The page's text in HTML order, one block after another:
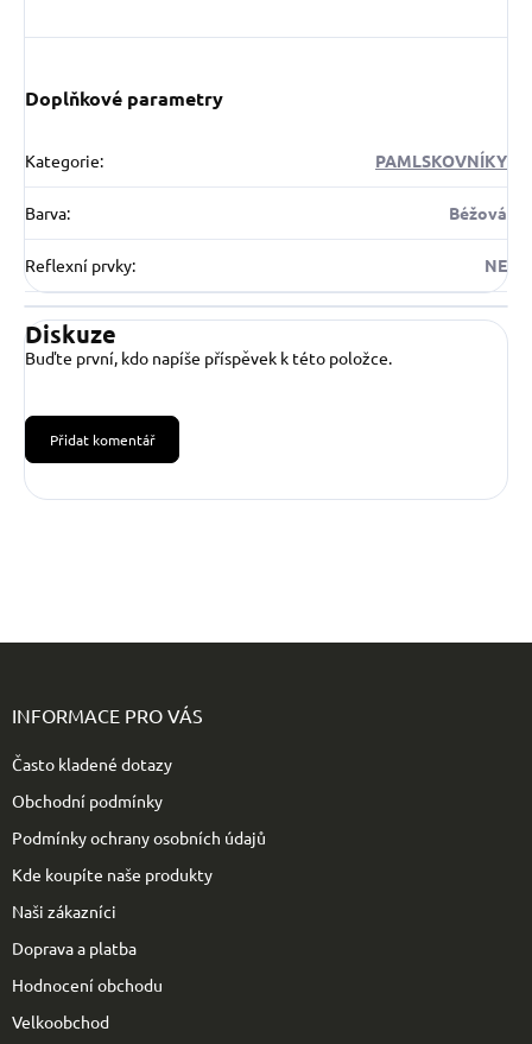
Doplňkové parametry
Kategorie: PAMLSKOVNÍKY
Barva: Béžová
Reflexní prvky: NE
Diskuze
Buďte první, kdo napíše příspěvek k této položce.
Přidat komentář
INFORMACE PRO VÁS
Často kladené dotazy
Obchodní podmínky
Podmínky ochrany osobních údajů
Kde koupíte naše produkty
Naši zákazníci
Doprava a platba
Hodnocení obchodu
Velkoobchod